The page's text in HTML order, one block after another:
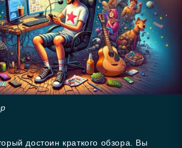
достоин краткого обзора. Вы